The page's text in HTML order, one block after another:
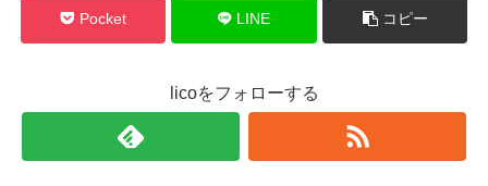
Pocket LINE コピー
licoをフォローする